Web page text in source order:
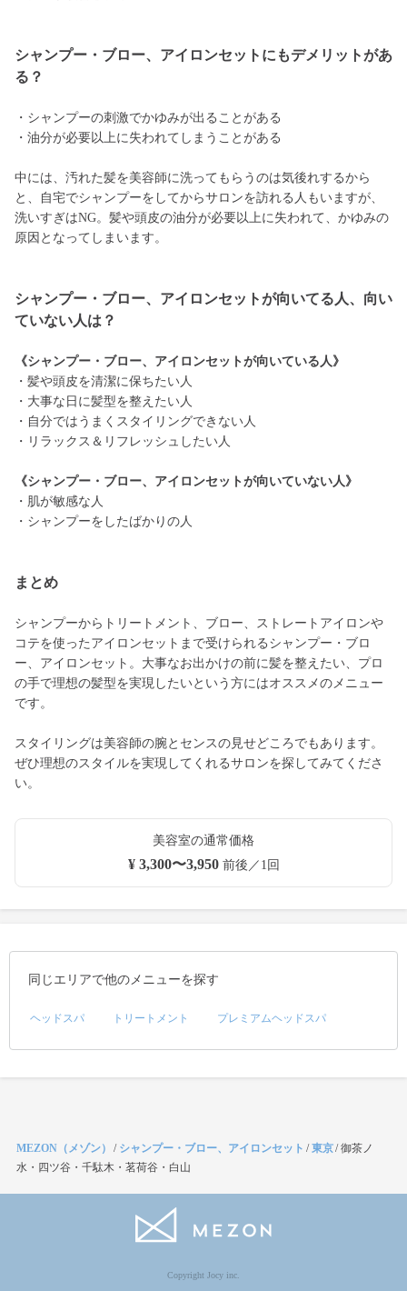
シャンプー・ブロー、アイロンセットにもデメリットがあ
る？
・シャンプーの刺激でかゆみが出ることがある
・油分が必要以上に失われてしまうことがある
中には、汚れた髪を美容師に洗ってもらうのは気後れするから
と、自宅でシャンプーをしてからサロンを訪れる人もいますが、
洗いすぎはNG。髪や頭皮の油分が必要以上に失われて、かゆみの
原因となってしまいます。
シャンプー・ブロー、アイロンセットが向いてる人、向い
ていない人は？
《シャンプー・ブロー、アイロンセットが向いている人》
・髪や頭皮を清潔に保ちたい人
・大事な日に髪型を整えたい人
・自分ではうまくスタイリングできない人
・リラックス＆リフレッシュしたい人
《シャンプー・ブロー、アイロンセットが向いていない人》
・肌が敏感な人
・シャンプーをしたばかりの人
まとめ
シャンプーからトリートメント、ブロー、ストレートアイロンや
コテを使ったアイロンセットまで受けられるシャンプー・ブロ
ー、アイロンセット。大事なお出かけの前に髪を整えたい、プロ
の手で理想の髪型を実現したいという方にはオススメのメニュー
です。
スタイリングは美容師の腕とセンスの見せどころでもあります。
ぜひ理想のスタイルを実現してくれるサロンを探してみてくださ
い。
美容室の通常価格
¥ 3,300〜3,950前後／1回
同じエリアで他のメニューを探す
ヘッドスパ トリートメント プレミアムヘッドスパ
MEZON（メゾン） / シャンプー・ブロー、アイロンセット /東京/御茶ノ
水・四ツ谷・千駄木・茗荷谷・白山
Copyright Jocy inc.